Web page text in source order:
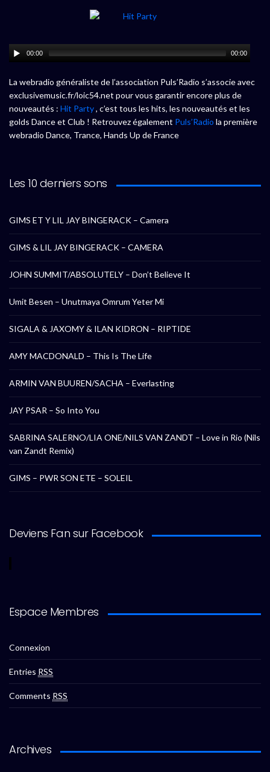
00:00 00:00
La webradio généraliste de l’association Puls’Radio s’associe avec
exclusivemusic.fr/loic54.net pour vous garantir encore plus de
nouveautés : Hit Party, c’est tous les hits, les nouveautés et les
golds Dance et Club ! Retrouvez également Puls’Radio la première
webradio Dance, Trance, Hands Up de France
Les 10 derniers sons
GIMS ET Y LIL JAY BINGERACK – Camera
GIMS & LIL JAY BINGERACK – CAMERA
JOHN SUMMIT/ABSOLUTELY – Don’t Believe It
Umit Besen – Unutmaya Omrum Yeter Mi
SIGALA & JAXOMY & ILAN KIDRON – RIPTIDE
AMY MACDONALD – This Is The Life
ARMIN VAN BUUREN/SACHA – Everlasting
JAY PSAR – So Into You
SABRINA SALERNO/LIA ONE/NILS VAN ZANDT – Love in Rio (Nils
van Zandt Remix)
GIMS – PWR SON ETE – SOLEIL
Deviens Fan sur Facebook
Espace Membres
Connexion
Entries RSS
Comments RSS
Archives